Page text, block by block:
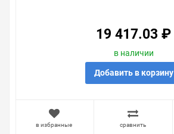
19 417.03 ₽
в наличии
Добавить в корзину
в избранные сравнить